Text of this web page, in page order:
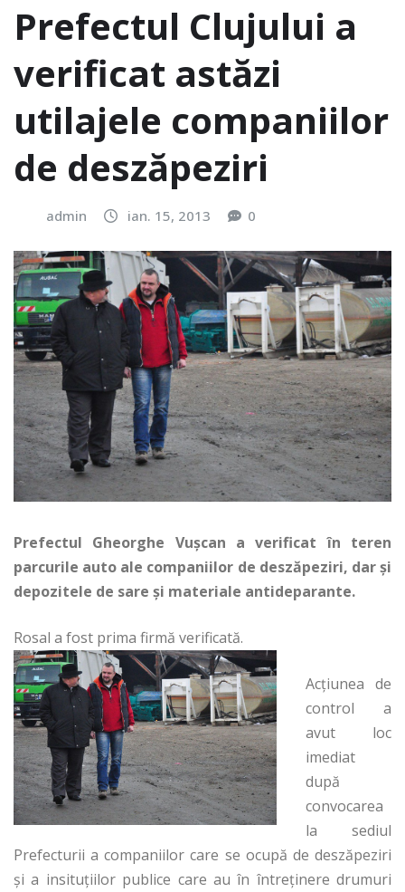
Prefectul Clujului a
verificat astăzi
utilajele companiilor
de deszăpeziri
admin ian. 15, 2013 0
Prefectul Gheorghe Vuşcan a verificat în teren
parcurile auto ale companiilor de deszăpeziri, dar şi
depozitele de sare şi materiale antideparante.
Rosal a fost prima firmă verificată.
Acţiunea de
control a
avut loc
imediat
după
convocarea
la sediul
Prefecturii a companiilor care se ocupă de deszăpeziri
şi a insituţiilor publice care au în întreţinere drumuri